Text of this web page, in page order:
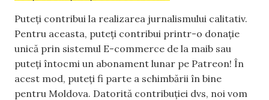
Puteți contribui la realizarea jurnalismului calitativ.
Pentru aceasta, puteți contribui printr-o donație
unică prin sistemul E-commerce de la maib sau
puteți întocmi un abonament lunar pe Patreon! În
acest mod, puteți fi parte a schimbării în bine
pentru Moldova. Datorită contribuției dvs, noi vom